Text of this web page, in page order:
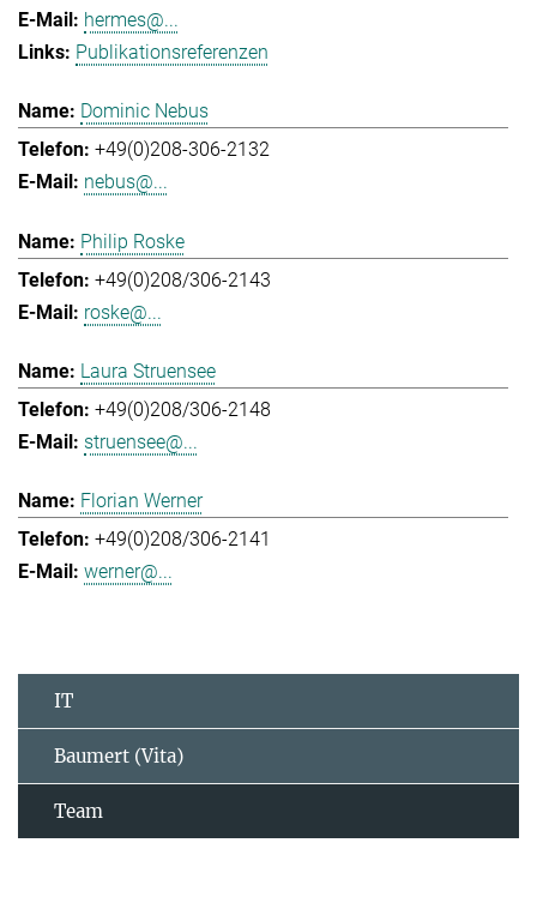
hermes@...
Publikationsreferenzen
Dominic Nebus
+49(0)208-306-2132
nebus@...
Philip Roske
+49(0)208/306-2143
roske@...
Laura Struensee
+49(0)208/306-2148
struensee@...
Florian Werner
+49(0)208/306-2141
werner@...
IT
Baumert (Vita)
Team